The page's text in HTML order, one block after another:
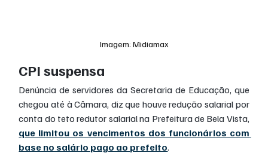
Imagem: Midiamax
CPI suspensa
Denúncia de servidores da Secretaria de Educação, que
chegou até à Câmara, diz que houve redução salarial por
que limitou os vencimentos dos funcionários com
base no salário pago ao prefeito.